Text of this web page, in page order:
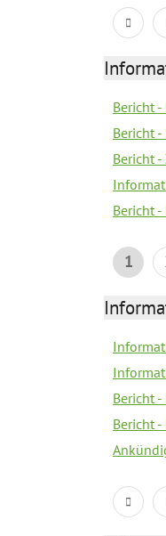
Bericht
Bericht
Bericht
Bericht
1
Bericht
Bericht